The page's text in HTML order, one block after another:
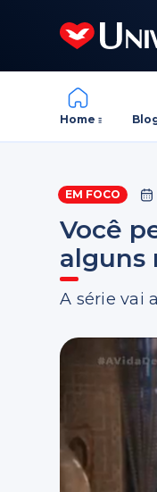
Home
EM FOCO
Você
alguns
A série vai